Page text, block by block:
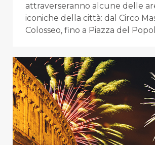
attraverseranno alcune delle
iconiche della città: dal Circo
Colosseo, fino a Piazza del